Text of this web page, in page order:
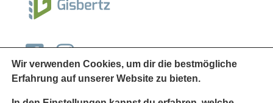
Wir verwenden Cookies, um dir die bestmögliche
Erfahrung auf unserer Website zu bieten.